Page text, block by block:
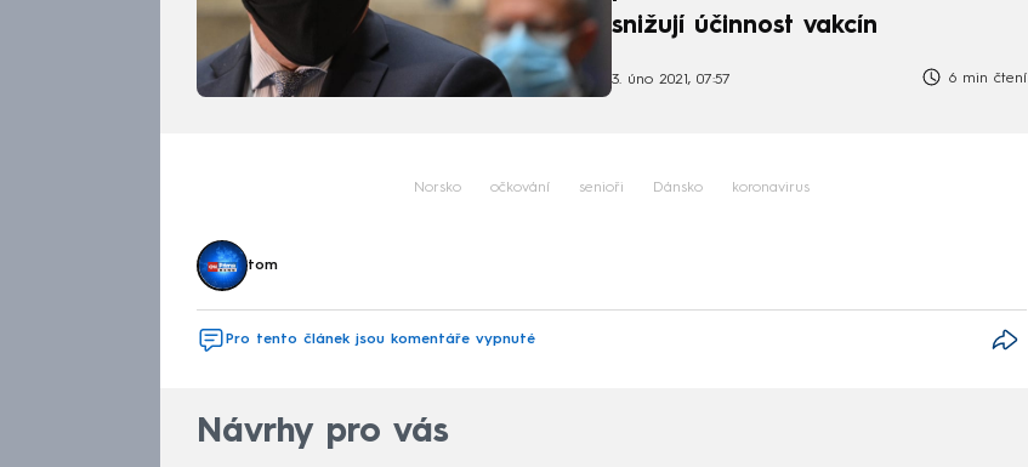
snižují účinnost vakcín
3. úno 2021, 07:57 6 min čtení
Norsko očkování senioři Dánsko koronavirus
tom
Pro tento článek jsou komentáře vypnuté
Návrhy pro vás